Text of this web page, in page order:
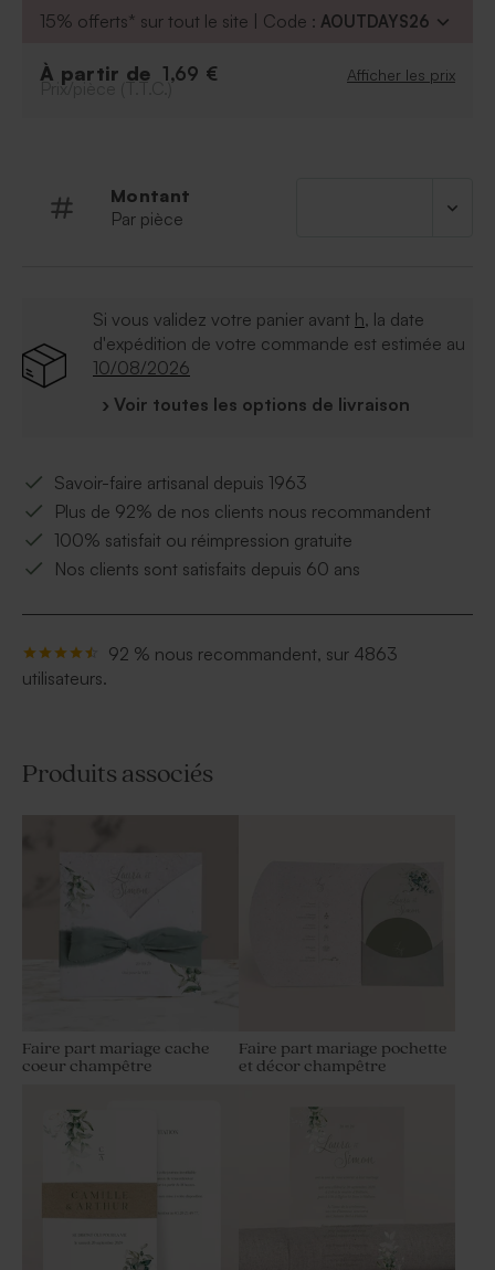
noces, et voilà votre décoration de table faite dans les
15% offerts* sur tout le site | Code : AOUTDAYS26
À partir de 1,69 € Afficher les prix
Prix/pièce (T.T.C.)
Montant
Par pièce
Si vous validez votre panier avant h, la date
d'expédition de votre commande est estimée au
10/08/2026
› Voir toutes les options de livraison
Savoir-faire artisanal depuis 1963
Plus de 92% de nos clients nous recommandent
100% satisfait ou réimpression gratuite
Nos clients sont satisfaits depuis 60 ans
92 % nous recommandent, sur 4863
utilisateurs.
Produits associés
Faire part mariage cache
coeur champêtre
Faire part mariage pochette
et décor champêtre